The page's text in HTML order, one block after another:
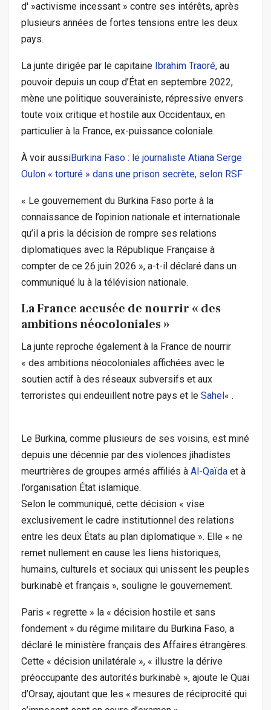
d' »activisme incessant » contre ses intérêts, après
plusieurs années de fortes tensions entre les deux
pays.
La junte dirigée par le capitaine Ibrahim Traoré, au
pouvoir depuis un coup d’État en septembre 2022,
mène une politique souverainiste, répressive envers
toute voix critique et hostile aux Occidentaux, en
particulier à la France, ex-puissance coloniale.
À voir aussiBurkina Faso : le journaliste Atiana Serge
Oulon « torturé » dans une prison secrète, selon RSF
« Le gouvernement du Burkina Faso porte à la
connaissance de l’opinion nationale et internationale
qu’il a pris la décision de rompre ses relations
diplomatiques avec la République Française à
compter de ce 26 juin 2026 », a-t-il déclaré dans un
communiqué lu à la télévision nationale.
La France accusée de nourrir « des
ambitions néocoloniales »
La junte reproche également à la France de nourrir
« des ambitions néocoloniales affichées avec le
soutien actif à des réseaux subversifs et aux
terroristes qui endeuillent notre pays et le Sahel « .
Le Burkina, comme plusieurs de ses voisins, est miné
depuis une décennie par des violences jihadistes
meurtrières de groupes armés affiliés à Al-Qaïda et à
l’organisation État islamique.
Selon le communiqué, cette décision « vise
exclusivement le cadre institutionnel des relations
entre les deux États au plan diplomatique ». Elle « ne
remet nullement en cause les liens historiques,
humains, culturels et sociaux qui unissent les peuples
burkinabè et français », souligne le gouvernement.
Paris « regrette » la « décision hostile et sans
fondement » du régime militaire du Burkina Faso, a
déclaré le ministère français des Affaires étrangères.
Cette « décision unilatérale », « illustre la dérive
préoccupante des autorités burkinabè », ajoute le Quai
d’Orsay, ajoutant que les « mesures de réciprocité qui